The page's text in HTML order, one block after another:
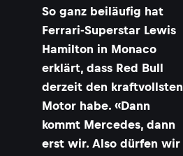
So ganz beiläufig hat
Ferrari-Superstar Lewis
Hamilton in Monaco
erklärt, dass Red Bull
derzeit den kraftvollsten
Motor habe. «Dann
kommt Mercedes, dann
erst wir. Also dürfen wir